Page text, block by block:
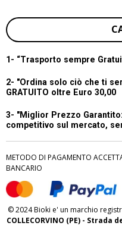
1- “Trasporto sempre
2- "Ordina solo ciò che ti
GRATUITO oltre Euro 30,00
3- "Miglior Prezzo Garantito:
competitivo sul mercato,
METODO DI PAGAMENTO
BANCARIO
© 2024 Bioki e' un marchio
COLLECORVINO (PE) -